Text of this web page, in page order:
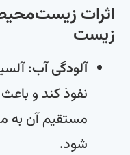
اثرات
زیست
آلودگی آب: آلسین
نفوذ کند و
مستقیم آن به
شود.